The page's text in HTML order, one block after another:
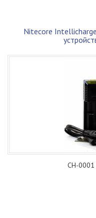
Nitecore
CH-0001